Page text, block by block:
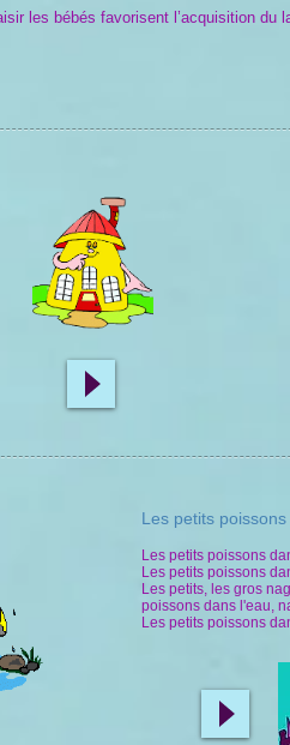
les bébés favorisent l’acquisition
Les petits poissons
Les petits poissons
Les petits poissons
Les petits, les gros
poissons dans l'eau,
Les petits poissons